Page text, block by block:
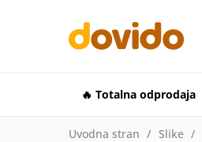
🔥 Totalna odprodaja
Uvodna stran Slike